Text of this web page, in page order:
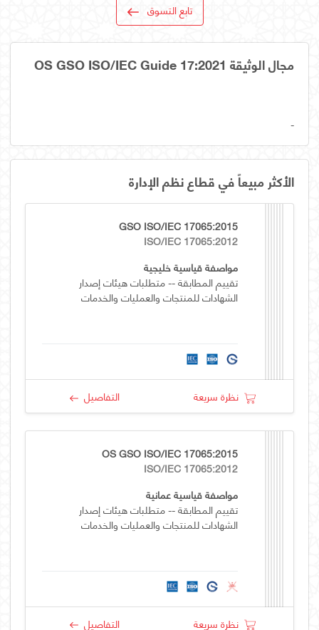
تابع التسوق
مجال الوثيقة OS GSO ISO/IEC Guide 17:2021
-
الأكثر مبيعاً في قطاع نظم الإدارة
GSO ISO/IEC 17065:2015
ISO/IEC 17065:2012
مواصفة قياسية خليجية
تقييم المطابقة -- متطلبات هيئات إصدار
الشهادات للمنتجات والعمليات والخدمات
نظرة سريعة التفاصيل
OS GSO ISO/IEC 17065:2015
ISO/IEC 17065:2012
مواصفة قياسية عمانية
تقييم المطابقة -- متطلبات هيئات إصدار
الشهادات للمنتجات والعمليات والخدمات
نظرة سريعة التفاصيل